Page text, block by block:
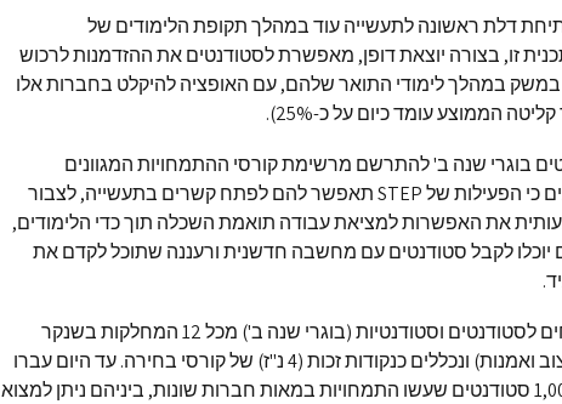
דלת ראשונה לתעשייה עוד במהלך תקופת הלימודים של
זו, בצורה יוצאת דופן, מאפשרת לסטודנטים את ההזדמנות לרכוש
במשק במהלך לימודי התואר שלהם, עם האופציה להיקלט בחברות אלו
הממוצע עומד כיום על כ-25%).
בוגרי שנה ב' להתרשם מרשימת קורסי ההתמחויות המגוונים
הקיימים בתכנית ומאמינים כי הפעילות של STEP תאפשר להם לפתח קשרים בתעשייה, לצבור
את האפשרות למציאת עבודה תואמת השכלה תוך כדי הלימודים,
יוכלו לקבל סטודנטים עם מחשבה חדשנית ורעננה שתוכל לקדם את
הקורסים המוצעים פתוחים לסטודנטים וסטודנטיות (בוגרי שנה ב') מכל 12 המחלקות בשנקר
(מהפקולטות הנדסה, עיצוב ואמנות) ונכללים כנקודות זכות (4 נ"ז) של קורסי בחירה. עד היום עברו
במערך ההתמחויות כ-1,000 סטודנטים שעשו התמחויות במאות חברות שונות, ביניהם ניתן למצוא